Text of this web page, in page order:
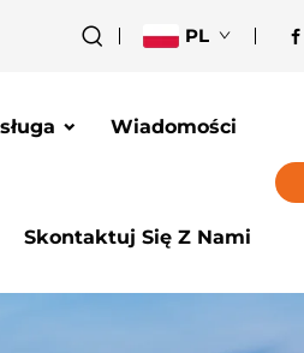
PL
Wiadomości
Skontaktuj Się Z Nami